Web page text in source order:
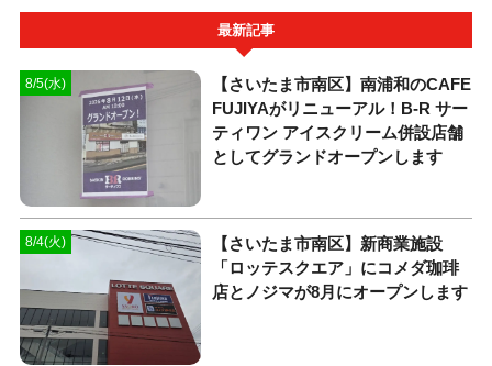
最新記事
8/5(水)
【さいたま市南区】南浦和のCAFE
FUJIYAがリニューアル！B-R サー
ティワン アイスクリーム併設店舗
としてグランドオープンします
8/4(火)
【さいたま市南区】新商業施設
「ロッテスクエア」にコメダ珈琲
店とノジマが8月にオープンします